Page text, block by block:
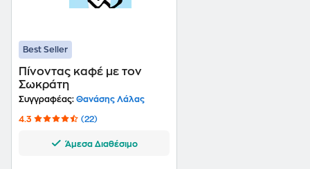
Best Seller
Πίνοντας καφέ με τον
Σωκράτη
Συγγραφέας: Θανάσης Λάλας
4.3 (22)
Άμεσα Διαθέσιμο